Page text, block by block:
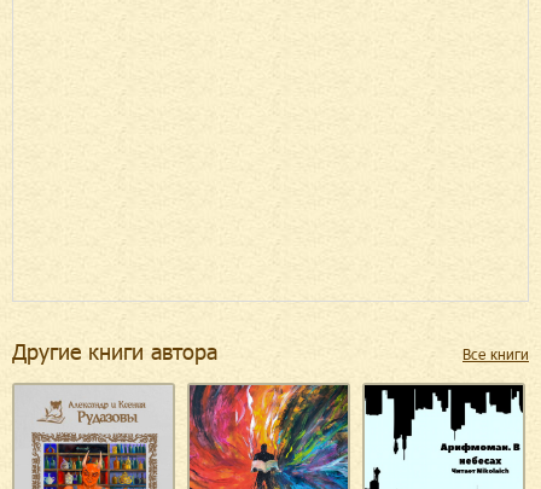
Другие книги автора Все книги